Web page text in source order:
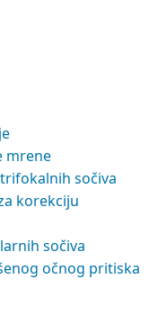
mrene
sočiva
korekciju
sočiva
očnog pritiska